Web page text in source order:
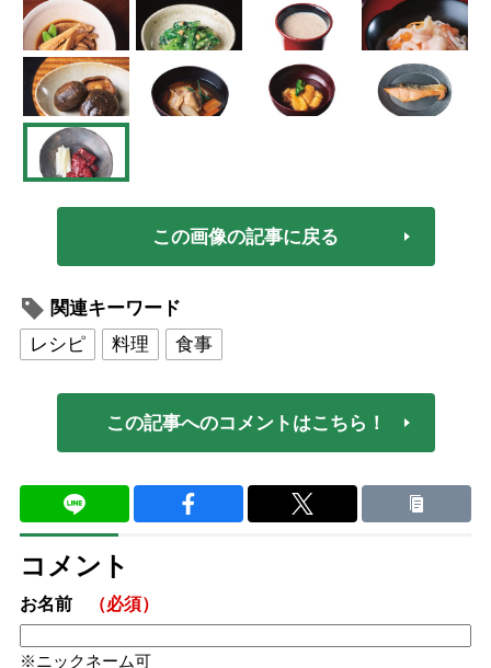
この画像の記事に戻る
関連キーワード
レシピ
料理 食事
この記事へのコメントはこちら！
コメント
お名前 （必須）
ニックネーム可